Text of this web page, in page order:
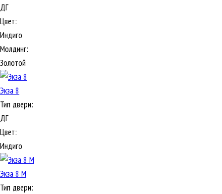
ДГ
Цвет:
Индиго
Молдинг:
Золотой
Экза 8
Тип двери:
ДГ
Цвет:
Индиго
Экза 8 М
Тип двери: